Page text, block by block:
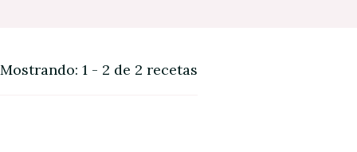
Mostrando: 1 - 2 de 2 recetas